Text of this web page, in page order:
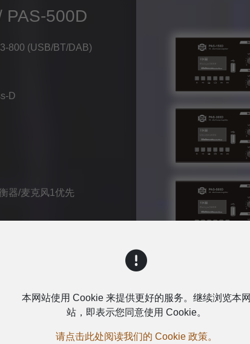
PAS-500D
800 (USB/BT/DAB)
D
器/麦克风1优先
本网站使用 Cookie 来提供更好的服务。继续浏览本网
站，即表示您同意使用 Cookie。
请点击此处阅读我们的 Cookie 政策。